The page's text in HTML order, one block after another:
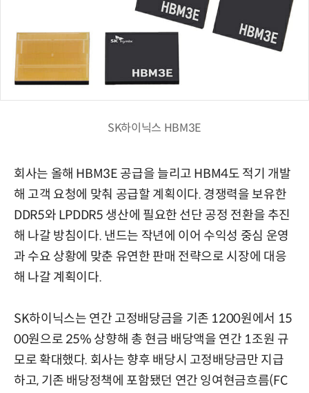
SK하이닉스 HBM3E
회사는 올해 HBM3E 공급을 늘리고 HBM4도 적기 개발
해 고객 요청에 맞춰 공급할 계획이다. 경쟁력을 보유한
DDR5와 LPDDR5 생산에 필요한 선단 공정 전환을 추진
해 나갈 방침이다. 낸드는 작년에 이어 수익성 중심 운영
과 수요 상황에 맞춘 유연한 판매 전략으로 시장에 대응
해 나갈 계획이다.
SK하이닉스는 연간 고정배당금을 기존 1200원에서 15
00원으로 25% 상향해 총 현금 배당액을 연간 1조원 규
모로 확대했다. 회사는 향후 배당시 고정배당금만 지급
하고, 기존 배당정책에 포함됐던 연간 잉여현금흐름(FC